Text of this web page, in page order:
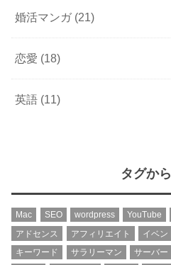
婚活マンガ (21)
恋愛 (18)
英語 (11)
タグか
Mac SEO wordpress YouTube
アドセンス
アフィリエイト イベン
キーワード
サラリーマン サーバー